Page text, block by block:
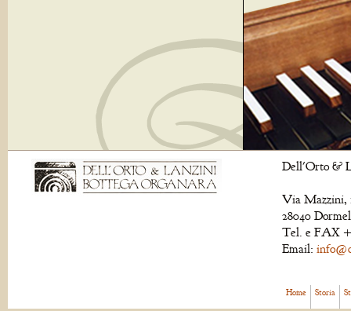
Dell'Orto &
Via Mazzini,
28040
Tel. e FAX
Email:
Home Storia